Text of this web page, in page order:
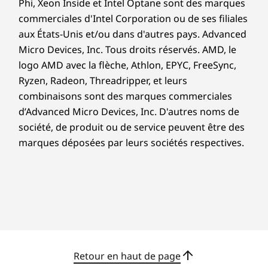
Sécurisez votre monde numérique avec notre
caméra infrarouge (IR) Full HD. La connexion
intelligente utilise la reconnaissance faciale
pour vous éviter d’avoir à saisir vos mots de
passe et vous permettre de plonger
directement dans votre travail. Les capteurs
infrarouges garantissent des appels vidéo
clairs dans des conditions de faible luminosité.
Vous avez besoin de discrétion ? Faites glisser
le cache de la webcam pour la fermer. Profitez
de la sécurité et de la simplicité combinées
Éléments fournis
Ordinateur portable Lenovo IdeaPad Slim 5 Gen 10
(13" AMD)
Adaptateur USB-C® 65 W (Certains modèles
uniquement)
Guide de démarrage rapide
Les caractéristiques et spécifications ci-contre ne reflètent pas forcément
les versions disponibles à la vente dans ce pays !
Phi, Xeon Inside et Intel Optane sont des marques
commerciales d'Intel Corporation ou de ses filiales
aux États-Unis et/ou dans d'autres pays. Advanced
Micro Devices, Inc. Tous droits réservés. AMD, le
logo AMD avec la flèche, Athlon, EPYC, FreeSync,
Ryzen, Radeon, Threadripper, et leurs
combinaisons sont des marques commerciales
d’Advanced Micro Devices, Inc. D'autres noms de
société, de produit ou de service peuvent être des
marques déposées par leurs sociétés respectives.
Retour en haut de page